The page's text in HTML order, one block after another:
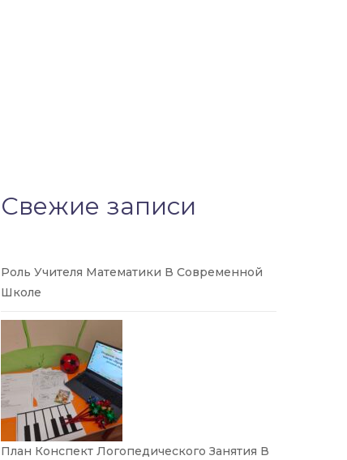
Свежие записи
Роль Учителя Математики В Современной
Школе
План Конспект Логопедического Занятия В